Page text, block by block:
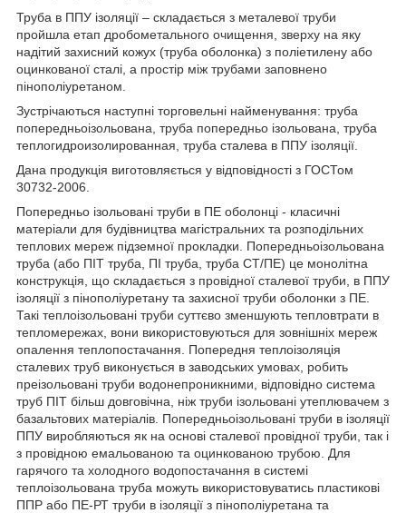
Труба в ППУ ізоляції – складається з металевої труби
пройшла етап дробометального очищення, зверху на яку
надітий захисний кожух (труба оболонка) з поліетилену або
оцинкованої сталі, а простір між трубами заповнено
пінополіуретаном.
Зустрічаються наступні торговельні найменування: труба
попередньоізольована, труба попередньо ізольована, труба
теплогидроизолированная, труба сталева в ППУ ізоляції.
Дана продукція виготовляється у відповідності з ГОСТом
30732-2006.
Попередньо ізольовані труби в ПЕ оболонці - класичні
матеріали для будівництва магістральних та розподільних
теплових мереж підземної прокладки. Попередньоізольована
труба (або ПІТ труба, ПІ труба, труба СТ/ПЕ) це монолітна
конструкція, що складається з провідної сталевої труби, в ППУ
ізоляції з пінополіуретану та захисної труби оболонки з ПЕ.
Такі теплоізольовані труби суттєво зменшують тепловтрати в
тепломережах, вони використовуються для зовнішніх мереж
опалення теплопостачання. Попередня теплоізоляція
сталевих труб виконується в заводських умовах, робить
преізольовані труби водонепроникними, відповідно система
труб ПІТ більш довговічна, ніж труби ізольовані утеплювачем з
базальтових матеріалів. Попередньоізольовані труби в ізоляції
ППУ виробляються як на основі сталевої провідної труби, так і
з провідною емальованою та оцинкованою трубою. Для
гарячого та холодного водопостачання в системі
теплоізольована труба можуть використовуватись пластикові
ППР або ПЕ-РТ труби в ізоляції з пінополіуретана та